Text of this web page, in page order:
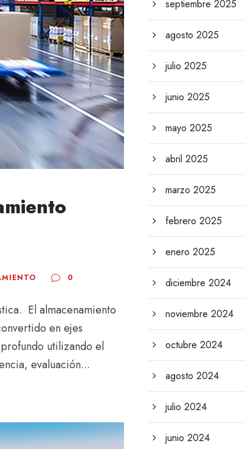
0
El almacenamiento
en ejes
utilizando el
evaluación...
septiembre 2025
agosto 2025
julio 2025
junio 2025
mayo 2025
abril 2025
marzo 2025
febrero 2025
enero 2025
diciembre 2024
noviembre 2024
octubre 2024
agosto 2024
julio 2024
junio 2024